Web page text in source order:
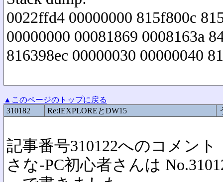
0022ffd4 00000000 815f800c
00000000 00081869 0008163a
816398ec 00000030 00000040
▲このページのトップに戻る
310182
Re:IEXPLOREとDW15
記事番号310122へのコメント
さな-PC初心者さんは